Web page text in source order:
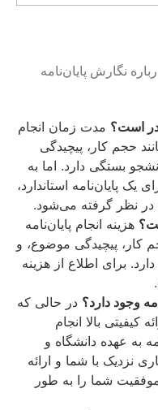
نگارش پایان‌نامه
است؟ مدت زمان انجام
حجم کار، پیچیدگی
بستگی دارد. اما به
پایان‌نامه استاندارد،
هزینه انجام پایان‌نامه
کار، پیچیدگی موضوع، و
برای اطلاع از هزینه
وجود دارد؟ در حالی که
کیفیتی بالا انجام
به عهده دانشگاه و
نزدیک با شما و ارائه
شما را به طور